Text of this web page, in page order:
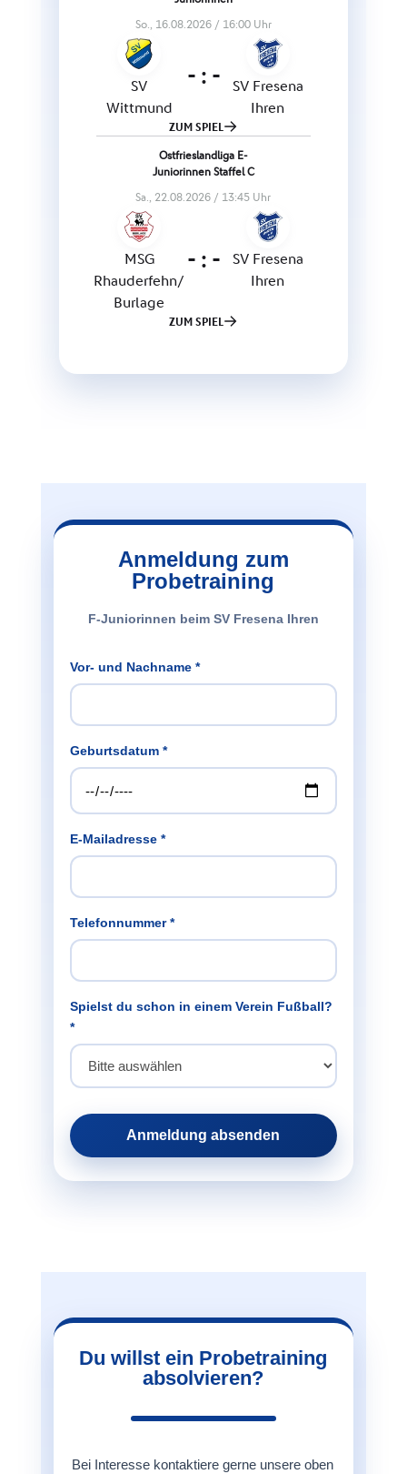
Anmeldung zum
Probetraining
F-Juniorinnen beim SV Fresena Ihren
Vor- und Nachname *
Geburtsdatum *
E-Mailadresse *
Telefonnummer *
Spielst du schon in einem Verein Fußball?
*
Anmeldung absenden
Du willst ein Probetraining
absolvieren?
Bei Interesse kontaktiere gerne unsere oben